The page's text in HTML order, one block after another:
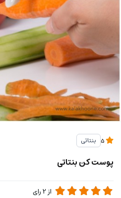
بنتاتی
پوست کن بنتاتی
از2رای